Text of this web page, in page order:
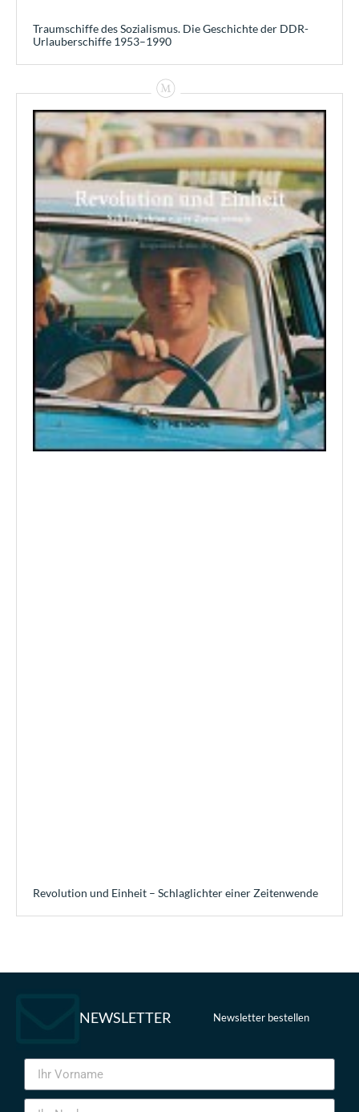
Traumschiffe des Sozialismus. Die Geschichte der DDR-
Urlauberschiffe 1953–1990
Revolution und Einheit – Schlaglichter einer Zeitenwende
NEWSLETTER Newsletter bestellen